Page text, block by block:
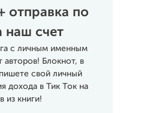
отправка по
наш счет
с личным именным
Блокнот, в
свой личный
дохода в Тик Ток на
из книги!